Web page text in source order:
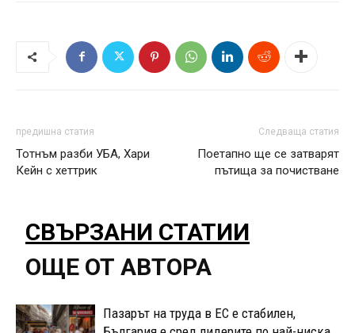
предишна статия
Тотнъм разби УБА, Хари
Кейн с хеттрик
Следваща статия
Поетапно ще се затварят
пътища за почистване
СВЪРЗАНИ СТАТИИ
ОЩЕ ОТ АВТОРА
Пазарът на труда в ЕС е стабилен,